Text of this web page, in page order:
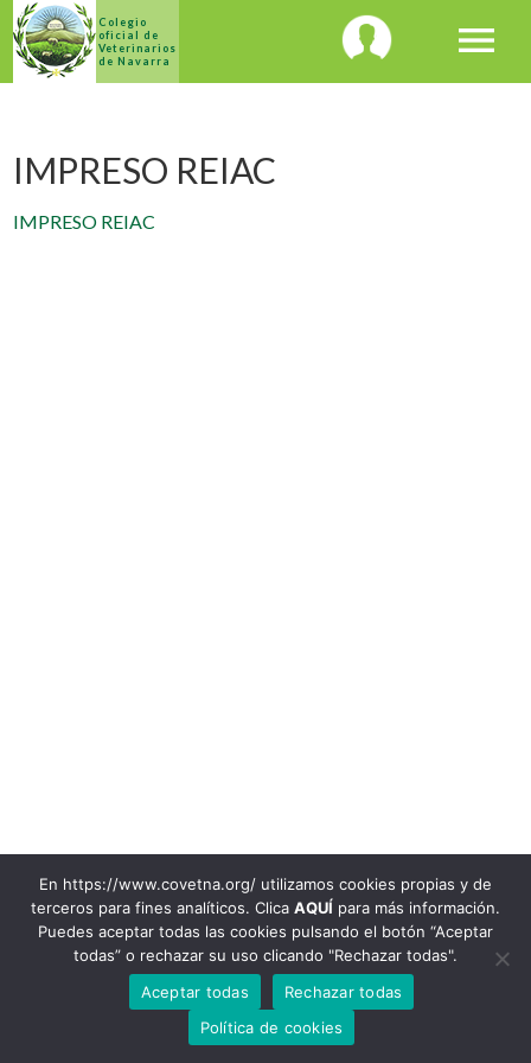
Colegio
oficial de
Veterinarios
de Navarra
menu
IMPRESO REIAC
IMPRESO REIAC
948 22 00 72
© 2020 Colegio Oficial de Veterinarios de Navarra
Avenida Baja Navarra, 47. 31002. Pamplona-Iruña. Email:
info@covetna.org
Aviso legal y Política de privacidad |
Registro de Actividad de Tratamiento
En https://www.covetna.org/ utilizamos cookies propias y de
terceros para fines analíticos. Clica AQUÍ para más información.
Puedes aceptar todas las cookies pulsando el botón “Aceptar
todas” o rechazar su uso clicando "Rechazar todas".
Aceptar todas
Rechazar todas
Política de cookies